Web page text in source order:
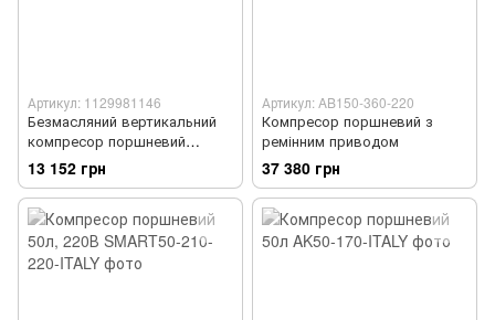
Артикул: 1129981146
Безмасляний вертикальний
компресор поршневий
Vрес=50л, 128л/хв, 220V,
0,7кВт MICHELIN 1129981146
13 152 грн
Артикул: AB150-360-220
Компресор поршневий з
ремінним приводом
37 380 грн